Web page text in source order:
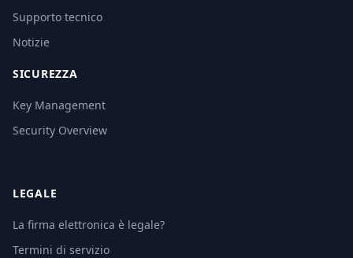
Supporto tecnico
Notizie
SICUREZZA
Key Management
Security Overview
LEGALE
La firma elettronica è legale?
Termini di servizio